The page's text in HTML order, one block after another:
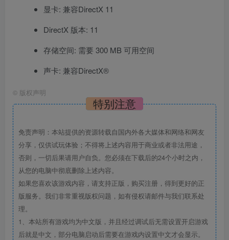
显卡: 兼容DirectX 11
DirectX 版本: 11
存储空间: 需要 300 MB 可用空间
声卡: 兼容DirectX®
© 版权声明
特别注意
免责声明：本站提供的资源转载自国内外各大媒体和网络和网友
分享，仅供试玩体验；不得将上述内容用于商业或者非法用途，
否则，一切后果请用户自负。您必须在下载后的24个小时之内，
从您的电脑中彻底删除上述内容。
如果您喜欢该游戏内容，请支持正版，购买注册，得到更好的正
版服务。我们非常重视版权问题，如有侵权请邮件与我们联系处
理。
1、本站所有游戏均为中文版，并且经过调试后无需设置开启游戏
后就是中文，部分电脑启动后需要在游戏内设置中文才会显示。